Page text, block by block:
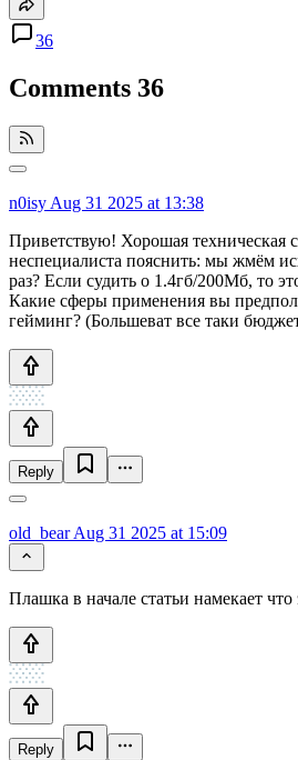
36
Comments 36
n0isy Aug 31 2025 at 13:38
Приветствую! Хорошая техническая
неспециалиста пояснить: мы жмём
раз? Если судить о 1.4гб/200Мб, то
Какие сферы применения вы
гейминг? (Большеват все таки
Reply
old_bearAug 31 2025 at 15:09
Плашка в начале статьи намекает что
Reply